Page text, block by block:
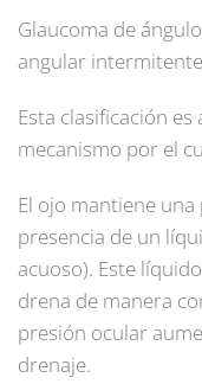
Glaucoma de
angular intermitente
Esta clasificación
mecanismo por el
El ojo mantiene
presencia de un
acuoso). Este
drena de manera
presión ocular
drenaje.